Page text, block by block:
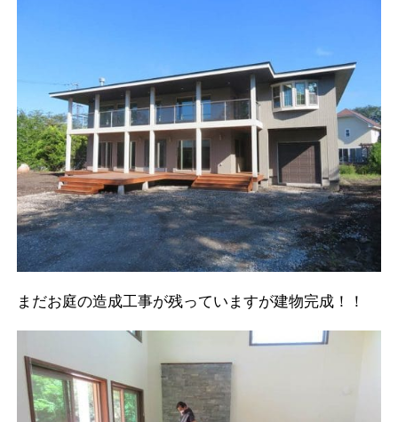
まだお庭の造成工事が残っていますが建物完成！！